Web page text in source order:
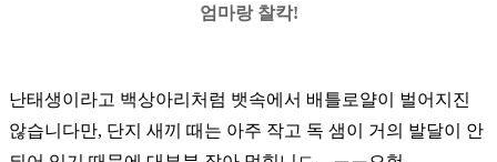
엄마랑 찰칵!
난태생이라고 백상아리처럼 뱃속에서 배틀로얄이 벌어지진
않습니다만, 단지 새끼 때는 아주 작고 독 샘이 거의 발달이 안